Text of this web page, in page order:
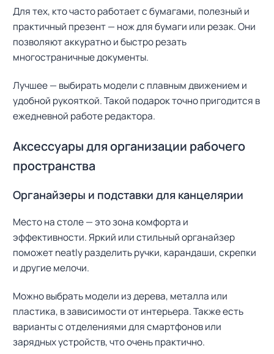
Для тех, кто часто работает с бумагами, полезный и
практичный презент — нож для бумаги или резак. Они
позволяют аккуратно и быстро резать
многостраничные документы.
Лучшее — выбирать модели с плавным движением и
удобной рукояткой. Такой подарок точно пригодится в
ежедневной работе редактора.
Аксессуары для организации рабочего
пространства
Органайзеры и подставки для канцелярии
Место на столе — это зона комфорта и
эффективности. Яркий или стильный органайзер
поможет neatly разделить ручки, карандаши, скрепки
и другие мелочи.
Можно выбрать модели из дерева, металла или
пластика, в зависимости от интерьера. Также есть
варианты с отделениями для смартфонов или
зарядных устройств, что очень практично.